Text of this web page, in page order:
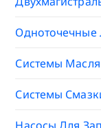
Одноточечные
Системы
Системы